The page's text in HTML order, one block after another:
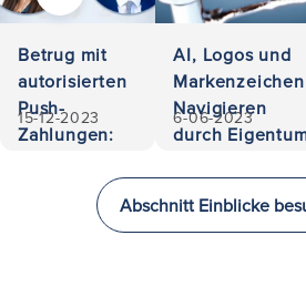
Betrug mit
autorisierten
Push-
Zahlungen:
zurückerobert
15-12-2023
AI, Logos und
Navigieren
durch
6-06-2023
Abschnitt Einblicke